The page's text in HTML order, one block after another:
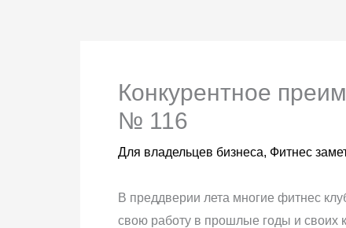
Конкурентное
№ 116
Для владельцев бизнеса, Фитнес
В преддверии лета многие фитнес
свою работу в прошлые годы и своих